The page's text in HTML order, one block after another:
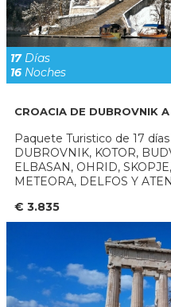
17Días
16 Noches
CROACIA DE DUBROVNIK
Paquete Turistico de 17
DUBROVNIK, KOTOR,
ELBASAN, OHRID,
METEORA, DELFOS Y
€ 3.835